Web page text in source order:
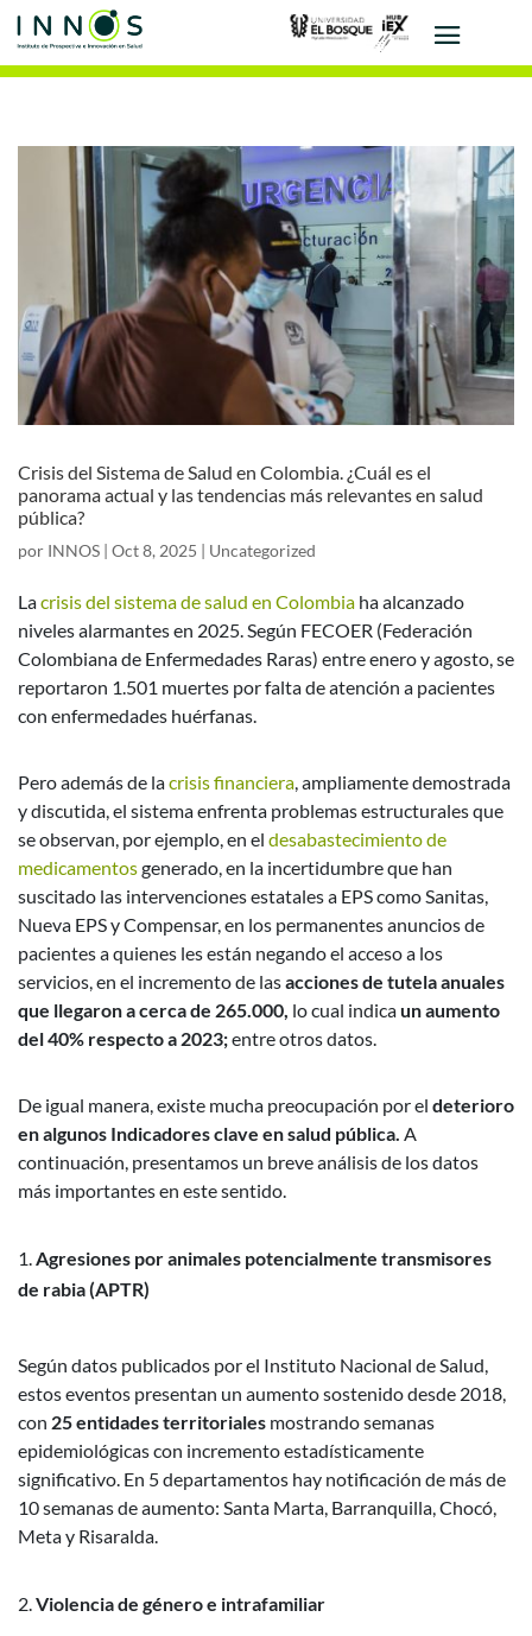
Crisis del Sistema de Salud en Colombia. ¿Cuál es el
panorama actual y las tendencias más relevantes en salud
pública?
por INNOS | Oct 8, 2025 | Uncategorized
Lacrisis del sistema de salud en Colombia ha alcanzado
niveles alarmantes en 2025. Según FECOER (Federación
Colombiana de Enfermedades Raras) entre enero y agosto, se
reportaron 1.501 muertes por falta de atención a pacientes
con enfermedades huérfanas.
Pero además de lacrisis financiera, ampliamente demostrada
y discutida, el sistema enfrenta problemas estructurales que
se observan, por ejemplo, en el desabastecimiento de
medicamentosgenerado, en la incertidumbre que han
suscitado las intervenciones estatales a EPS como Sanitas,
Nueva EPS y Compensar, en los permanentes anuncios de
pacientes a quienes les están negando el acceso a los
servicios, en el incremento de lasacciones de tutela anuales
que llegaron a cerca de 265.000, lo cual indicaun aumento
del 40% respecto a 2023;entre otros datos.
De igual manera, existe mucha preocupación por el deterioro
en algunos Indicadores clave en salud pública. A
continuación, presentamos un breve análisis de los datos
más importantes en este sentido.
Agresiones por animales potencialmente transmisores
de rabia (APTR)
Según datos publicados por el Instituto Nacional de Salud,
estos eventos presentan un aumento sostenido desde 2018,
con 25 entidades territoriales mostrando semanas
epidemiológicas con incremento estadísticamente
significativo. En 5 departamentos hay notificación de más de
10 semanas de aumento: Santa Marta, Barranquilla, Chocó,
Meta y Risaralda.
Violencia de género e intrafamiliar